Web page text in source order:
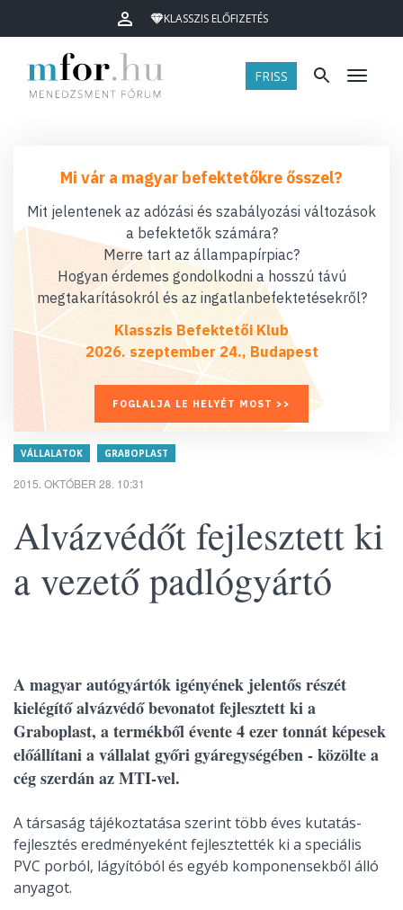
KLASSZIS ELŐFIZETÉS
FRISS Menü
Mi vár a magyar befektetőkre ősszel?
Mit jelentenek az adózási és szabályozási változások
a befektetők számára?
Merre tart az állampapírpiac?
Hogyan érdemes gondolkodni a hosszú távú
megtakarításokról és az ingatlanbefektetésekről?
Klasszis Befektetői Klub
2026. szeptember 24., Budapest
FOGLALJA LE HELYÉT MOST >>
VÁLLALATOK GRABOPLAST
2015. OKTÓBER 28. 10:31
Alvázvédőt fejlesztett ki
a vezető padlógyártó
A magyar autógyártók igényének jelentős részét
kielégítő alvázvédő bevonatot fejlesztett ki a
Graboplast, a termékből évente 4 ezer tonnát képesek
előállítani a vállalat győri gyáregységében - közölte a
cég szerdán az MTI-vel.
A társaság tájékoztatása szerint több éves kutatás-
fejlesztés eredményeként fejlesztették ki a speciális
PVC porból, lágyítóból és egyéb komponensekből álló
anyagot.